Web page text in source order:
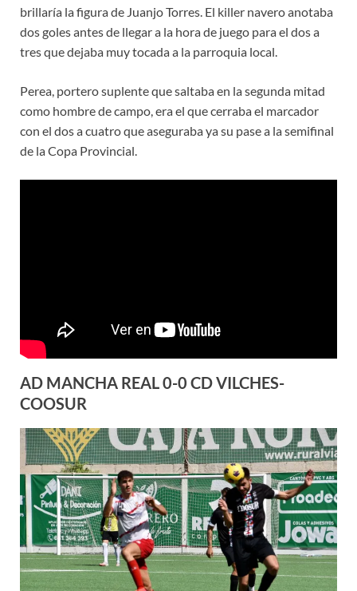
brillaría la figura de Juanjo Torres. El killer navero anotaba
dos goles antes de llegar a la hora de juego para el dos a
tres que dejaba muy tocada a la parroquia local.
Perea, portero suplente que saltaba en la segunda mitad
como hombre de campo, era el que cerraba el marcador
con el dos a cuatro que aseguraba ya su pase a la semifinal
de la Copa Provincial.
AD MANCHA REAL 0-0 CD VILCHES-
COOSUR